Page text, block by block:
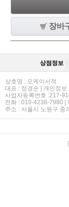
장바
상점정보
상호명 : 오케이서적
대표 : 정경순 | 개인정보
사업자등록번호 :217-
전화 : 010-4238-7980 |
주소 : 서울시 노원구 중